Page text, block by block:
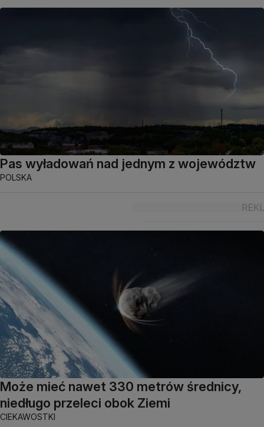
Pas wyładowań nad jednym z województw
POLSKA
Może mieć nawet 330 metrów średnicy,
niedługo przeleci obok Ziemi
CIEKAWOSTKI